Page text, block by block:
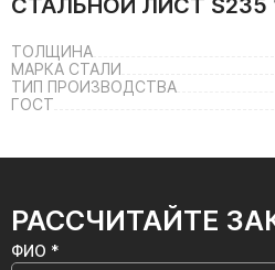
СТАЛЬНОЙ ЛИСТ S235
ТОЛЩИНА
МАРКА СТАЛИ
ТИП ПРОИЗВОДСТВА
ГОСТ
РАССЧИТАЙТЕ
ФИО *